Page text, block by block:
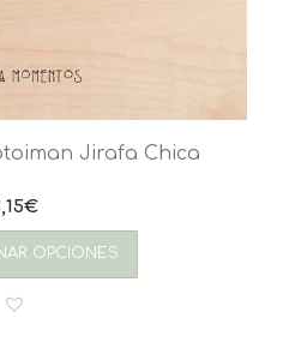
Jirafa Chica
€
OPCIONES